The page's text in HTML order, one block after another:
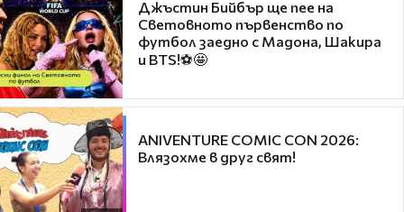
Джъстин Бийбър ще пее на
Световното първенство по
футбол заедно с Мадона, Шакира
и BTS!⚽🤩
ANIVENTURE COMIC CON 2026:
Влязохме в друг свят!